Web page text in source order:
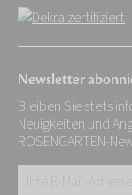
Newsletter
Bleiben Sie stets
Neuigkeiten und
ROSENGARTEN-